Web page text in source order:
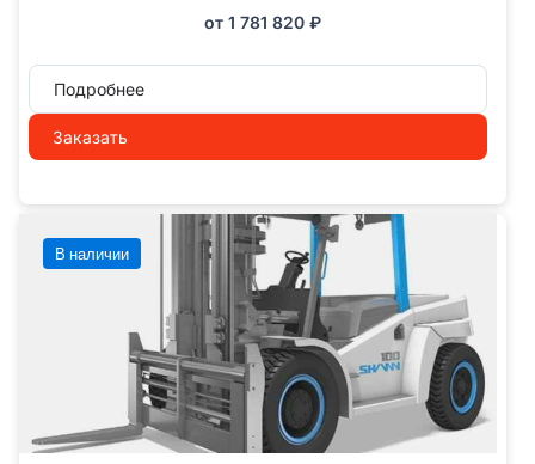
от 1 781 820 ₽
Подробнее
Заказать
В наличии